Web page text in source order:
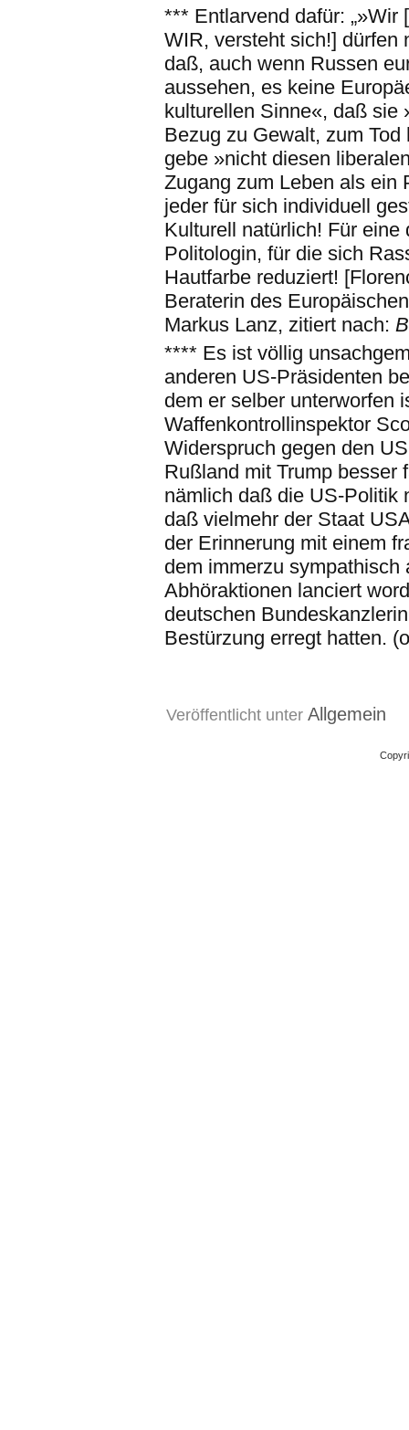
*** Entlarvend dafür: „»Wir
WIR, versteht sich!] dürfen
daß, auch wenn Russen
aussehen, es keine
kulturellen Sinne«, daß sie
Bezug zu Gewalt, zum Tod
gebe »nicht diesen
Zugang zum Leben als ein
jeder für sich individuell
Kulturell natürlich! Für eine
Politologin, für die sich
Hautfarbe reduziert!
Beraterin des
Markus Lanz, zitiert nach:
**** Es ist völlig
anderen US-Präsidenten
dem er selber unterworfen
Waffenkontrollinspektor
Widerspruch gegen den
Rußland mit Trump besser
nämlich daß die US-Politik
daß vielmehr der Staat
der Erinnerung mit einem
dem immerzu
Abhöraktionen lanciert
deutschen
Bestürzung erregt hatten.
Veröffentlicht unter Allgemein